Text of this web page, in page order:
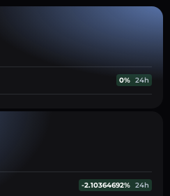
0% 24h
-2.10364692% 24h